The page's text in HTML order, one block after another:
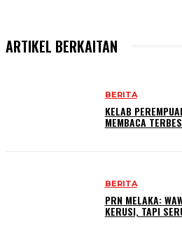
ARTIKEL BERKAITAN
BERITA
KELAB
MEMBACA
BERITA
PRN MELAKA:
KERUSI, TAPI